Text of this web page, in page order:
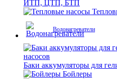
ИТП, ЦТП, БТП
Водонагреватели
Баки аккумуляторы для
Бойлеры